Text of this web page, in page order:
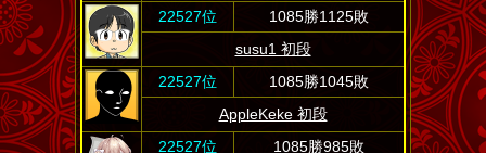
22527位
1085勝1125敗
susu1 初段
22527位
1085勝1045敗
AppleKeke 初段
22527位
1085勝985敗